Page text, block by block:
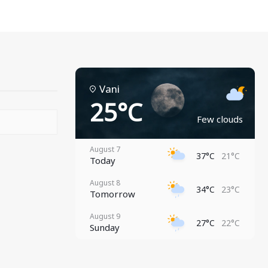
Vani
25°C Few clouds
August 7
Today 37°C 21°C
August 8
Tomorrow 34°C 23°C
August 9
Sunday 27°C 22°C